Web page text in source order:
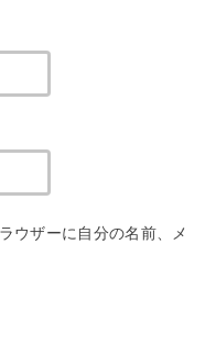
ウザーに自分の名前、メ